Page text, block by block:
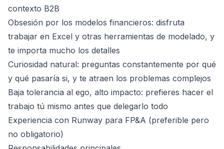
contexto B2B
Obsesión por los modelos financieros: disfruta
trabajar en Excel y otras herramientas de modelado, y
te importa mucho los detalles
Curiosidad natural: preguntas constantemente por qué
y qué pasaría si, y te atraen los problemas complejos
Baja tolerancia al ego, alto impacto: prefieres hacer el
trabajo tú mismo antes que delegarlo todo
Experiencia con Runway para FP&A (preferible pero
no obligatorio)